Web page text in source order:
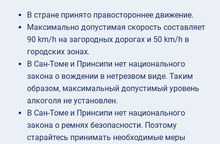
В стране принято правостороннее движение.
Максимально допустимая скорость составляет
90 km/h на загородных дорогах и 50 km/h в
городских зонах.
В Сан-Томе и Принсипи нет национального
закона о вождении в нетрезвом виде. Таким
образом, максимальный допустимый уровень
алкоголя не установлен.
В Сан-Томе и Принсипи нет национального
закона о ремнях безопасности. Поэтому
старайтесь принимать необходимые меры